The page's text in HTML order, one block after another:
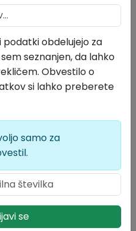
2026
podatki obdelujejo za
seznanjen, da lahko
Obvestilo o
si lahko preberete
samo za
se